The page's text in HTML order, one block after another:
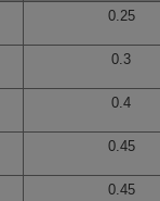
0.25
0.3
0.4
0.45
0.45